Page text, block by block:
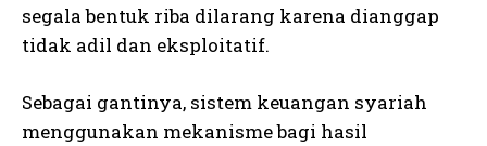
segala bentuk riba dilarang karena dianggap
tidak adil dan eksploitatif.
Sebagai gantinya, sistem keuangan syariah
menggunakan mekanisme bagi hasil